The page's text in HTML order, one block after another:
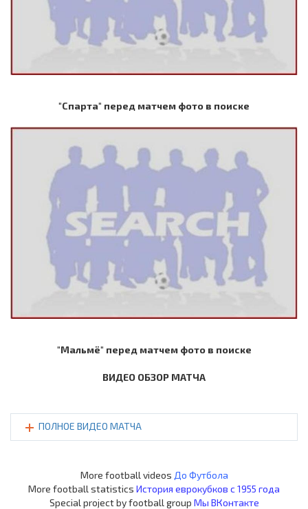
"Спарта" перед матчем фото в поиске
"Мальмё" перед матчем фото в поиске
ВИДЕО ОБЗОР МАТЧА
ПОЛНОЕ ВИДЕО МАТЧА
More football videos До Футбола
More football statistics История еврокубков с 1955 года
Special project by football group Мы ВКонтакте